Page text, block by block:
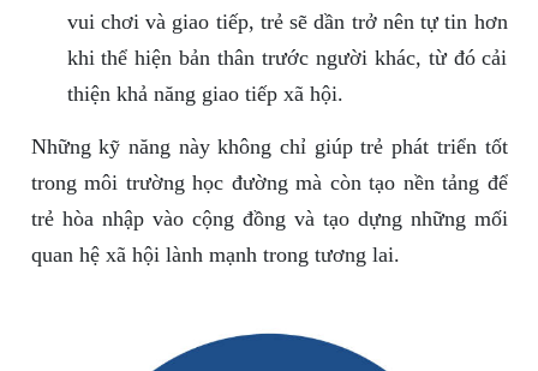
vui chơi và giao tiếp, trẻ sẽ dần trở nên tự tin hơn
khi thể hiện bản thân trước người khác, từ đó cải
thiện khả năng giao tiếp xã hội.
Những kỹ năng này không chỉ giúp trẻ phát triển tốt
trong môi trường học đường mà còn tạo nền tảng để
trẻ hòa nhập vào cộng đồng và tạo dựng những mối
quan hệ xã hội lành mạnh trong tương lai.